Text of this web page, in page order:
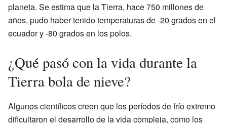
planeta. Se estima que la Tierra, hace 750 millones de
años, pudo haber tenido temperaturas de -20 grados en el
ecuador y -80 grados en los polos.
¿Qué pasó con la vida durante la
Tierra bola de nieve?
Algunos científicos creen que los períodos de frío extremo
dificultaron el desarrollo de la vida compleja, como los